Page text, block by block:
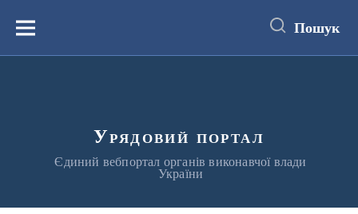
вмістуМеню Пошук
Урядовий портал
Єдиний вебпортал органів виконавчої влади
України